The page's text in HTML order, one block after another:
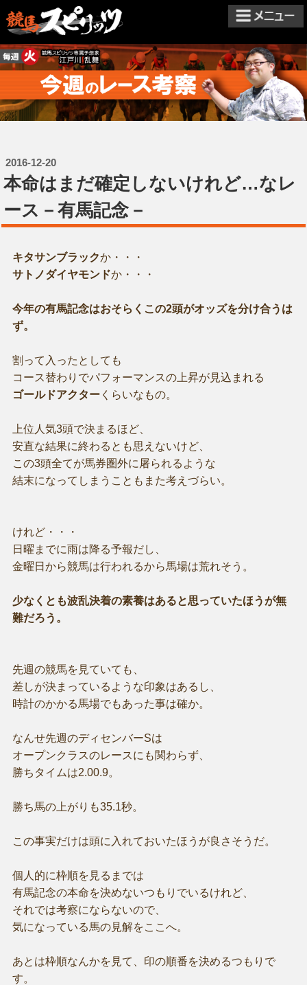
2016-12-20
本命はまだ確定しないけれど…なレ
ース－有馬記念－
キタサンブラックか・・・
サトノダイヤモンドか・・・
今年の有馬記念はおそらくこの2頭がオッズを分け合うは
ず。
割って入ったとしても
コース替わりでパフォーマンスの上昇が見込まれる
ゴールドアクターくらいなもの。
上位人気3頭で決まるほど、
安直な結果に終わるとも思えないけど、
この3頭全てが馬券圏外に屠られるような
結末になってしまうこともまた考えづらい。
けれど・・・
日曜までに雨は降る予報だし、
金曜日から競馬は行われるから馬場は荒れそう。
少なくとも波乱決着の素養はあると思っていたほうが無
難だろう。
先週の競馬を見ていても、
差しが決まっているような印象はあるし、
時計のかかる馬場でもあった事は確か。
なんせ先週のディセンバーSは
オープンクラスのレースにも関わらず、
勝ちタイムは2.00.9。
勝ち馬の上がりも35.1秒。
この事実だけは頭に入れておいたほうが良さそうだ。
個人的に枠順を見るまでは
有馬記念の本命を決めないつもりでいるけれど、
それでは考察にならないので、
気になっている馬の見解をここへ。
あとは枠順なんかを見て、印の順番を決めるつもりで
す。